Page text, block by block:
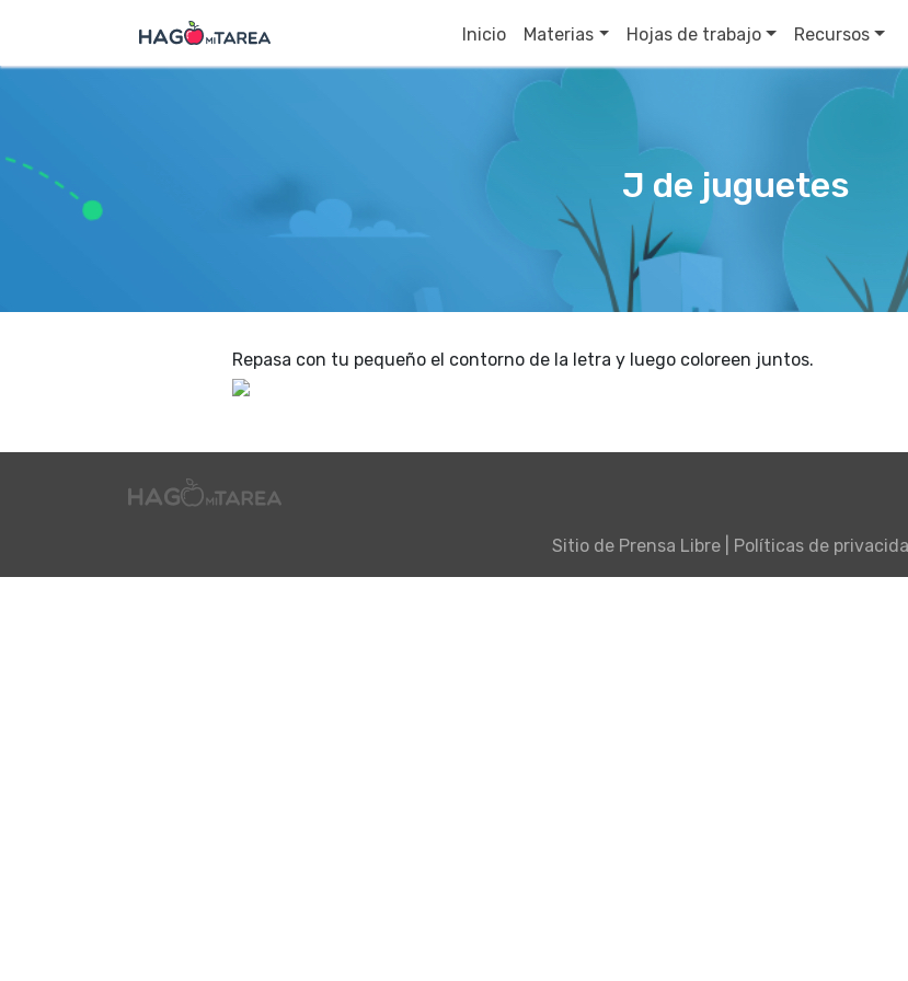
Inicio Materias Hojas de trabajo Recursos
J de juguetes
Repasa con tu pequeño el contorno de la letra y luego coloreen juntos.
Sitio de Prensa Libre Políticas de